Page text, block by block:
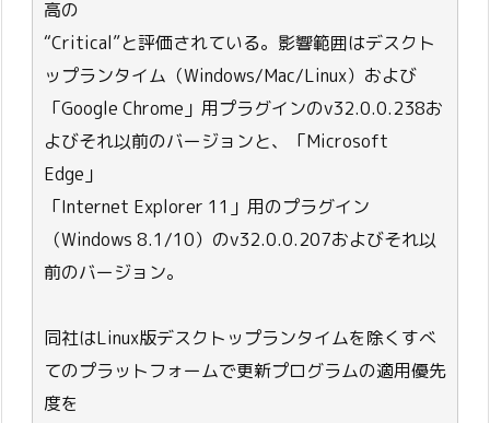
高の
“Critical”と評価されている。影響範囲はデスクト
ップランタイム（Windows/Mac/Linux）および
「Google Chrome」用プラグインのv32.0.0.238お
よびそれ以前のバージョンと、「Microsoft
Edge」
「Internet Explorer 11」用のプラグイン
（Windows 8.1/10）のv32.0.0.207およびそれ以
前のバージョン。
同社はLinux版デスクトップランタイムを除くすべ
てのプラットフォームで更新プログラムの適用優先
度を